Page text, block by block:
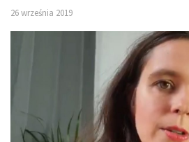
26 września 2019